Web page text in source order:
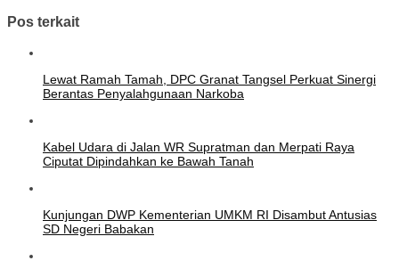
Pos terkait
Lewat Ramah Tamah, DPC Granat Tangsel Perkuat Sinergi
Berantas Penyalahgunaan Narkoba
Kabel Udara di Jalan WR Supratman dan Merpati Raya
Ciputat Dipindahkan ke Bawah Tanah
Kunjungan DWP Kementerian UMKM RI Disambut Antusias
SD Negeri Babakan